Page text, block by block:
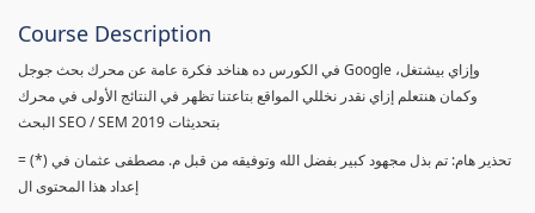
Course Description
في الكورس ده هناخد فكرة عامة عن محرك بحث جوجل Google وإزاي بيشتغل،
وكمان هنتعلم إزاي نقدر نخللي المواقع بتاعتنا تظهر في النتائج الأولى في محرك
البحث SEO / SEM بتحديثات 2019
= (*) تحذير هام: تم بذل مجهود كبير بفضل الله وتوفيقه من قبل م. مصطفى عثمان في
إعداد هذا المحتوى ال